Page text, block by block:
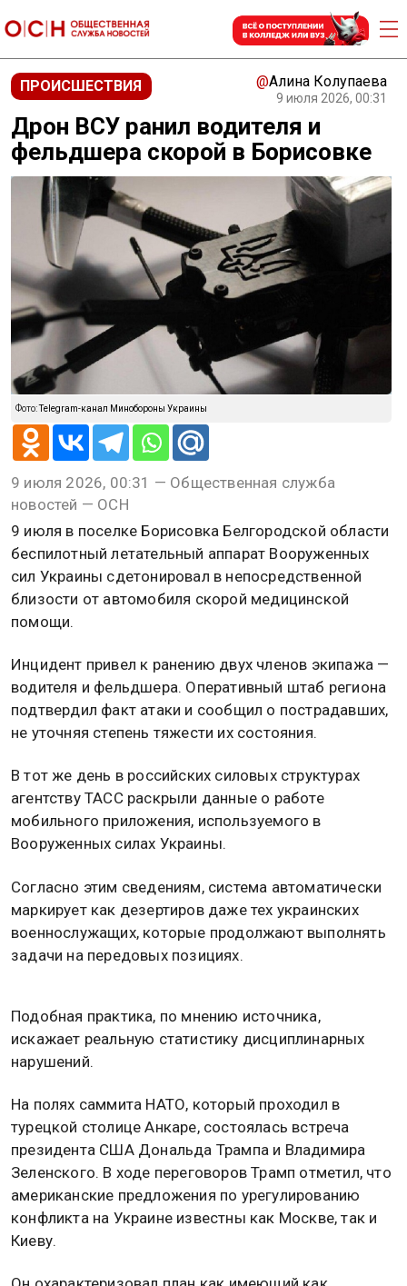
ПРОИСШЕСТВИЯ @Алина Колупаева
9 июля 2026, 00:31
Дрон ВСУ ранил водителя и
фельдшера скорой в Борисовке
Фото:Telegram-канал Минобороны Украины
9 июля 2026, 00:31 — Общественная служба
новостей — ОСН
9 июля в поселке Борисовка Белгородской области
беспилотный летательный аппарат Вооруженных
сил Украины сдетонировал в непосредственной
близости от автомобиля скорой медицинской
помощи.
Инцидент привел к ранению двух членов экипажа —
водителя и фельдшера. Оперативный штаб региона
подтвердил факт атаки и сообщил о пострадавших,
не уточняя степень тяжести их состояния.
В тот же день в российских силовых структурах
агентству ТАСС раскрыли данные о работе
мобильного приложения, используемого в
Вооруженных силах Украины.
Согласно этим сведениям, система автоматически
маркирует как дезертиров даже тех украинских
военнослужащих, которые продолжают выполнять
задачи на передовых позициях.
Подобная практика, по мнению источника,
искажает реальную статистику дисциплинарных
нарушений.
На полях саммита НАТО, который проходил в
турецкой столице Анкаре, состоялась встреча
президента США Дональда Трампа и Владимира
Зеленского. В ходе переговоров Трамп отметил, что
американские предложения по урегулированию
конфликта на Украине известны как Москве, так и
Киеву.